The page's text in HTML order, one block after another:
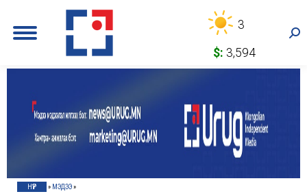
3
$: 3,594
НҮҮР » МЭДЭЭ»